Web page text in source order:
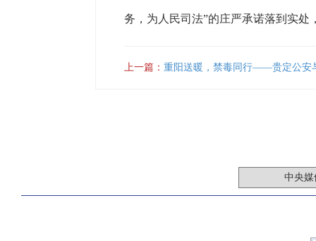
务，为人民司法”的庄严承诺落到实处
上一篇： 重阳送暖，禁毒同行——贵定公安